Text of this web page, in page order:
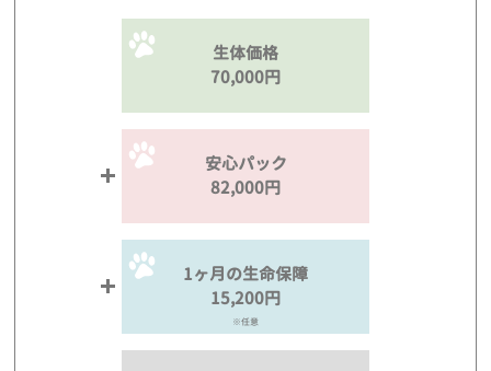
生体価格
70,000円
安心パック
82,000円
1ヶ月の生命保障
15,200円
※任意